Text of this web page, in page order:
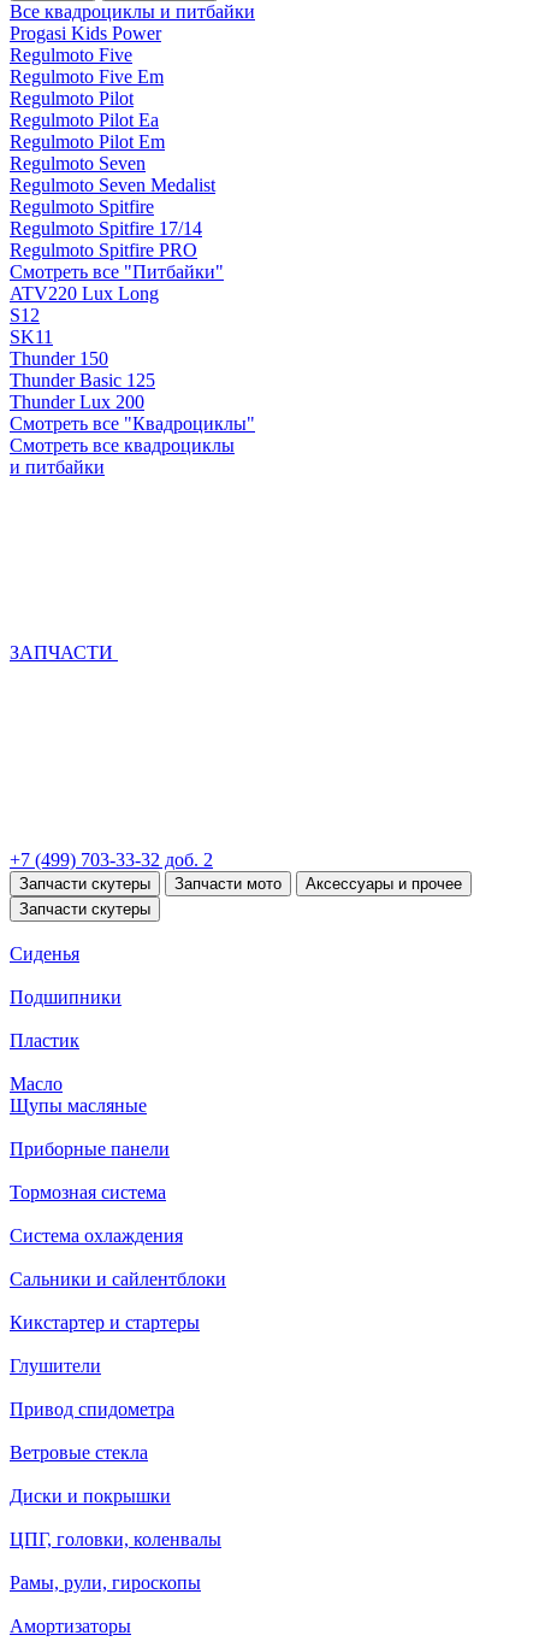
Все квадроциклы и питбайки
Progasi Kids Power
Regulmoto Five
Regulmoto Five Em
Regulmoto Pilot
Regulmoto Pilot Ea
Regulmoto Pilot Em
Regulmoto Seven
Regulmoto Seven Medalist
Regulmoto Spitfire
Regulmoto Spitfire 17/14
Regulmoto Spitfire PRO
Смотреть все "Питбайки"
ATV220 Lux Long
S12
SK11
Thunder 150
Thunder Basic 125
Thunder Lux 200
Смотреть все "Квадроциклы"
Смотреть все квадроциклы
и питбайки
ЗАПЧАСТИ
+7 (499) 703-33-32 доб. 2
Запчасти скутеры Запчасти мото
Аксессуары и прочее
Запчасти скутеры
Сиденья
Подшипники
Пластик
Масло
Щупы масляные
Приборные панели
Тормозная система
Система охлаждения
Сальники и сайлентблоки
Кикстартер и стартеры
Глушители
Привод спидометра
Ветровые стекла
Диски и покрышки
ЦПГ, головки, коленвалы
Рамы, рули, гироскопы
Амортизаторы